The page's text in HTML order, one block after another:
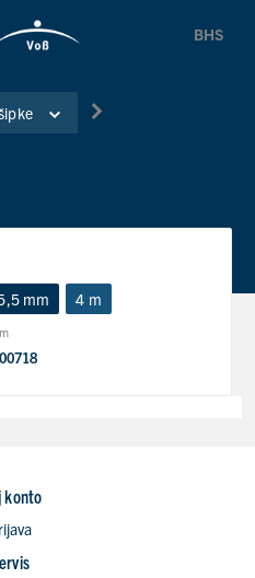
BHS
mm 4 m
konto